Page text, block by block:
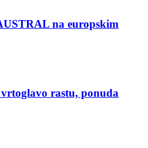
na europskim
rastu, ponuda